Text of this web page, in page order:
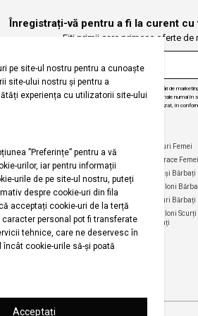
Înregistrați-vă pentru a fi la curent
Fiți primii care primesc oferte de
la buletinul nostru informativ, sunteți de acord să primiți comunicări de
să vă protejăm confidențialitatea și vom folosi informațiile dvs. personale numai în
despre produsele și serviciile noastre, să vă oferim conținut personalizat, în
frecvente
de Anulare și
comenzii
înregistrare
şi condiții
site-ului
Rochii Femei
Cămăși Femei
Pantaloni Scurți
Femei
Bluze Femei
Maiouri Femei
Hanorace Femei
Cămași Bărbați
Pantaloni
Tricouri Bărbați
Pantaloni Scurți
Bărbați
Puteți ajunge la
țara